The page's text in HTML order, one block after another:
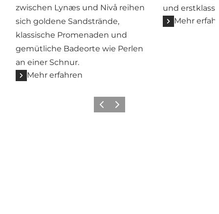
zwischen Lynæs und Nivå reihen
sich goldene Sandstrände,
klassische Promenaden und
gemütliche Badeorte wie Perlen
an einer Schnur.
Mehr erfahren
und
Mehr
ZurückWeiter